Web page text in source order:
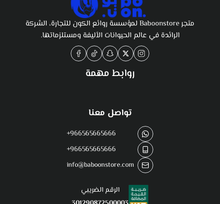
متجر Baboonstore لمؤسسة روائع الكون للتجارة، الشركة
الرائدة في عالم الحيوانات الأليفة ومستلزماتها.
روابط مهمة
تواصل معنا
+966565665666
+966565665666
info@baboonstore.com
الرقم الضريبي